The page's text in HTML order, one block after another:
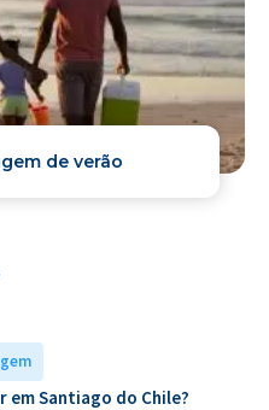
de verão
em Santiago do Chile?